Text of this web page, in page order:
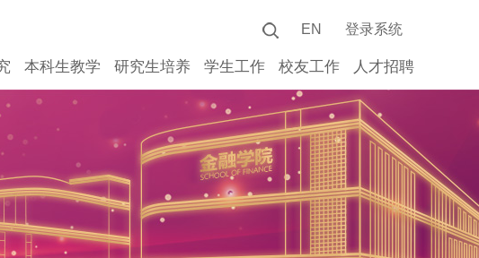
EN 登录系统
本科生教学 研究生培养 学生工作 校友工作 人才招聘